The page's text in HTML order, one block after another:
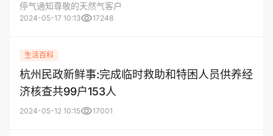
停气通知尊敬的天然气客户
2024-05-17 10:13visibility17248
生活百科
杭州民政新鲜事:完成临时救助和特困人员供养经
济核查共99户153人
2024-05-12 10:15visibility17001